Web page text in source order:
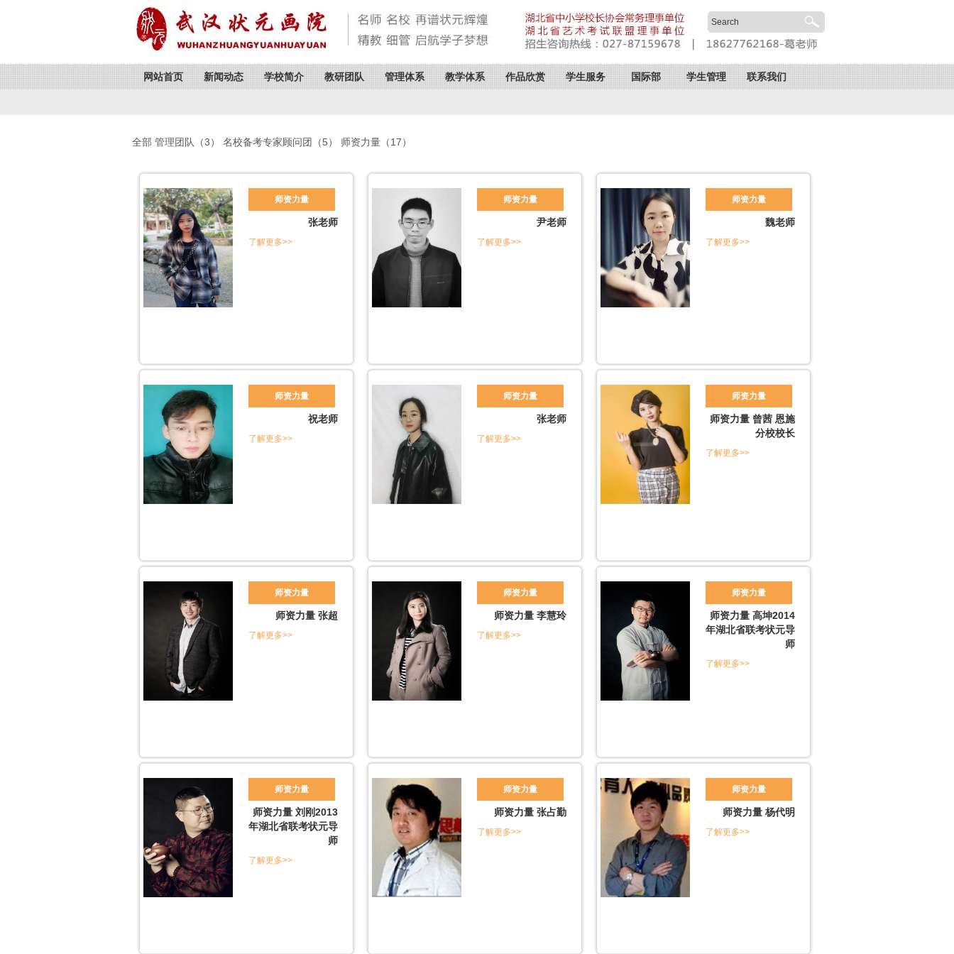
网站首页 新闻动态 学校简介 教研团队 管理体系 教学体系 作品欣赏 学生服务 国际部 学生管理 联系我们
全部 管理团队 （3） 名校备考专家顾问团 （5） 师资力量 （17）
师资力量
张老师
了解更多>>
师资力量
尹老师
了解更多>>
师资力量
魏老师
了解更多>>
师资力量
祝老师
了解更多>>
师资力量
张老师
了解更多>>
师资力量
师资力量 曾茜 恩施
分校校长
了解更多>>
师资力量
师资力量 张超
了解更多>>
师资力量
师资力量 李慧玲
了解更多>>
师资力量
师资力量 高坤2014
年湖北省联考状元导
师
了解更多>>
师资力量
师资力量 刘刚2013
年湖北省联考状元导
师
了解更多>>
师资力量
师资力量 张占勤
了解更多>>
师资力量
师资力量 杨代明
了解更多>>